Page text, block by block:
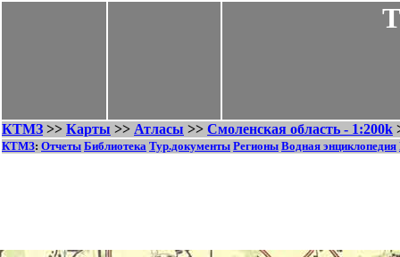
КТМЗ >> Карты >> Атласы >> Смоленская область - 1:200k
КТМЗ: Отчеты Библиотека Тур.документы Регионы Водная энциклопедия